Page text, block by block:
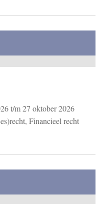
t/m27 oktober 2026
Financieel recht